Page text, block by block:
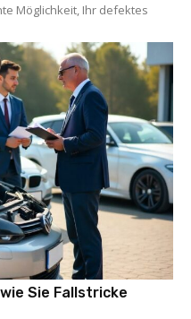
Möglichkeit, Ihr defektes
Sie Fallstricke